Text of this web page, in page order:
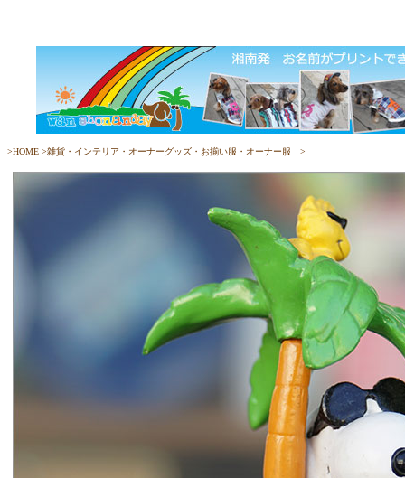
>HOME >雑貨・インテリア・オーナーグッズ・お揃い服・オーナー服 >